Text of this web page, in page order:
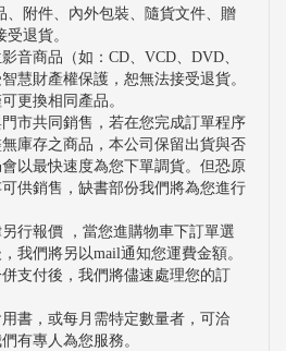
、附件、內外包裝、隨貨文件、贈
退貨。
音商品（如：CD、VCD、DVD、
慧財產權保護，恕無法接受退貨。
更換相同產品。
市共同銷售，若在您完成訂單程序
庫存之商品，本公司保留出貨與否
以最快速度為您下單調貨。但恐原
供銷售，缺書部份我們將為您進行
行報價 ，當您進購物車下訂單選
我們將另以mail通知您運費金額。
支付後，我們將儘速處理您的訂
書，或每月需特定數量者，可洽
們有專人為您服務。